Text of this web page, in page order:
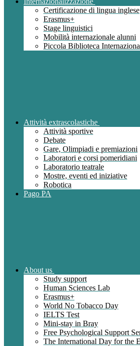
Certificazione di lingua inglese
Erasmus+
Stage linguistici
Mobilità internazionale alunni
Piccola Biblioteca
Attività extrascolastiche
Attività sportive
Debate
Gare, Olimpiadi e premiazioni
Laboratori e corsi pomeridiani
Laboratorio teatrale
Mostre, eventi ed iniziative
Robotica
Pago PA
About us
Study support
Human Sciences Lab
Erasmus+
World No Tobacco Day
IELTS Test
Mini-stay in Bray
Free Psychological Support
The International Day for the